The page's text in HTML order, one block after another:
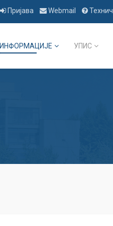
Пријава Webmail
ИНФОРМАЦИЈЕ УПИС